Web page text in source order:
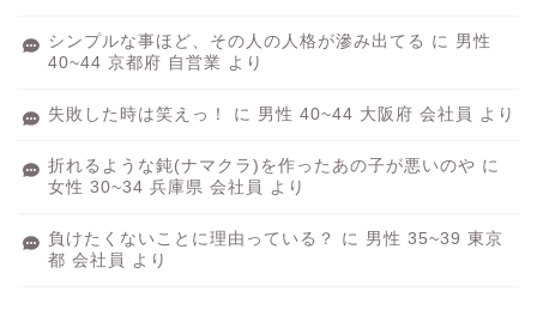
シンプルな事ほど、その人の人格が滲み出てる に 男性
40~44 京都府 自営業 より
失敗した時は笑えっ！ に 男性 40~44 大阪府 会社員 より
折れるような鈍(ナマクラ)を作ったあの子が悪いのや に
女性 30~34 兵庫県 会社員
より
負けたくないことに理由っている？ に 男性 35~39 東京
都 会社員
より